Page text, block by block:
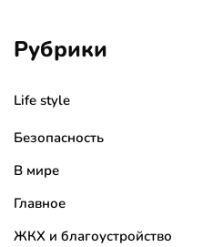
Рубрики
Life style
Безопасность
В мире
Главное
ЖКХ и благоустройство